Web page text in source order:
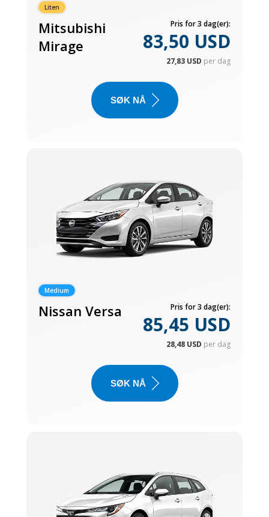
Liten
Mitsubishi
Mirage
Pris for 3 dag(er):
83,50 USD
27,83 USD per dag
SØK NÅ
Medium
Nissan Versa Pris for 3 dag(er):
85,45 USD
28,48 USD per dag
SØK NÅ